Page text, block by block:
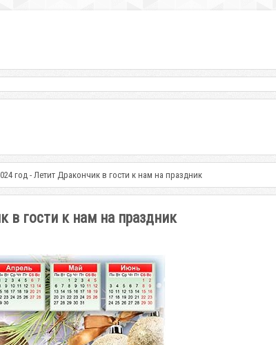
год - Летит Дракончик в гости к нам на праздник
в гости к нам на праздник